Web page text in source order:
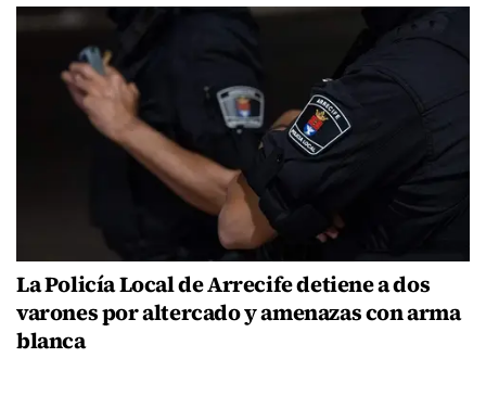
La Policía Local de Arrecife detiene a dos
varones por altercado y amenazas con arma
blanca